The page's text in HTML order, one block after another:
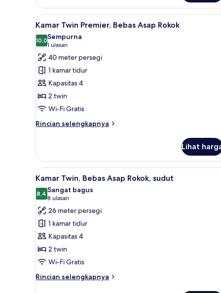
Kamar
Double
Comfort,
Bebas
Asap
Rokok
Lihat
semua
foto
untuk
Kamar
Twin
Premier,
Bebas
Asap
Rokok
Selimut bulu angsa, brankas,
6
Kamar Twin Premier, Bebas Asap Rokok
10,010,0 dari 10
Sempurna
1 ulasan
(1
ulasan)
40 meter persegi
1 kamar tidur
Kapasitas 4
2 twin
Wi-Fi Gratis
Rincian selengkapnya
Rincian
Kamar
Twin
Premier,
Bebas
Asap
Rokok
Lihat
Lihat
semua
foto
untuk
Kamar
Twin,
Bebas
Asap
Rokok,
sudut
Selimut bulu angsa, brankas,
5
Kamar Twin, Bebas Asap Rokok, sudut
8,48,4 dari 10
Sangat bagus
8 ulasan
(8
ulasan)
26 meter persegi
1 kamar tidur
Kapasitas 4
2 twin
Wi-Fi Gratis
Rincian selengkapnya
Rincian